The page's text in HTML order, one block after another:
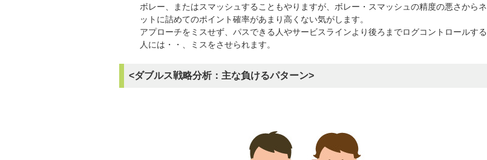
ボレー、またはスマッシュすることもやりますが、ボレー・スマッシュの精度の悪さからネ
ットに詰めてのポイント確率があまり高くない気がします。
アプローチをミスせず、パスできる人やサービスラインより後ろまでログコントロールする
人には・・、ミスをさせられます。
<ダブルス戦略分析：主な負けるパターン>